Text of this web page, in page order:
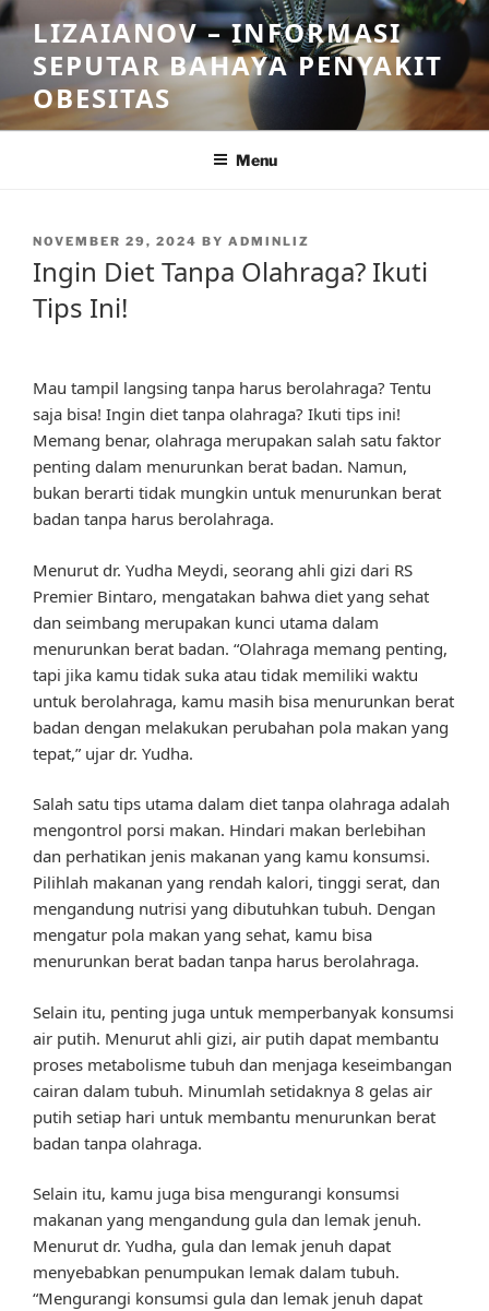
Skip
to
content
LIZAIANOV – INFORMASI
SEPUTAR BAHAYA PENYAKIT
OBESITAS
Menu
POSTED
NOVEMBER 29, 2024 BY ADMINLIZ
Ingin Diet Tanpa Olahraga? Ikuti
Tips Ini!
Mau tampil langsing tanpa harus berolahraga? Tentu
saja bisa! Ingin diet tanpa olahraga? Ikuti tips ini!
Memang benar, olahraga merupakan salah satu faktor
penting dalam menurunkan berat badan. Namun,
bukan berarti tidak mungkin untuk menurunkan berat
badan tanpa harus berolahraga.
Menurut dr. Yudha Meydi, seorang ahli gizi dari RS
Premier Bintaro, mengatakan bahwa diet yang sehat
dan seimbang merupakan kunci utama dalam
menurunkan berat badan. “Olahraga memang penting,
tapi jika kamu tidak suka atau tidak memiliki waktu
untuk berolahraga, kamu masih bisa menurunkan berat
badan dengan melakukan perubahan pola makan yang
tepat,” ujar dr. Yudha.
Salah satu tips utama dalam diet tanpa olahraga adalah
mengontrol porsi makan. Hindari makan berlebihan
dan perhatikan jenis makanan yang kamu konsumsi.
Pilihlah makanan yang rendah kalori, tinggi serat, dan
mengandung nutrisi yang dibutuhkan tubuh. Dengan
mengatur pola makan yang sehat, kamu bisa
menurunkan berat badan tanpa harus berolahraga.
Selain itu, penting juga untuk memperbanyak konsumsi
air putih. Menurut ahli gizi, air putih dapat membantu
proses metabolisme tubuh dan menjaga keseimbangan
cairan dalam tubuh. Minumlah setidaknya 8 gelas air
putih setiap hari untuk membantu menurunkan berat
badan tanpa olahraga.
Selain itu, kamu juga bisa mengurangi konsumsi
makanan yang mengandung gula dan lemak jenuh.
Menurut dr. Yudha, gula dan lemak jenuh dapat
menyebabkan penumpukan lemak dalam tubuh.
“Mengurangi konsumsi gula dan lemak jenuh dapat